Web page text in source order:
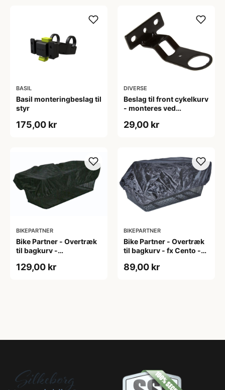
BASIL
Basil monteringbeslag til
styr
175,00 kr
DIVERSE
Beslag til front cykelkurv
- monteres ved
29,00 kr
BIKEPARTNER
Bike Partner - Overtræk
til bagkurv -
129,00 kr
BIKEPARTNER
Bike Partner - Overtræk
til bagkurv - fx Cento -
89,00 kr